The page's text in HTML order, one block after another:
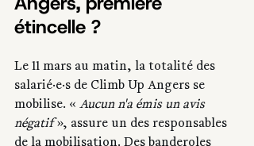
étincelle ?
Le 11 mars au matin, la totalité des
salarié·e·s de Climb Up Angers se
mobilise. « Aucun n'a émis un avis
négatif », assure un des responsables